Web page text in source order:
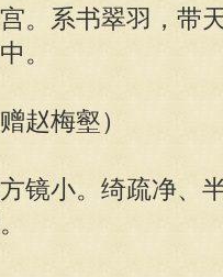
。系书翠羽，带
。
赵梅壑）
镜小。绮疏净、